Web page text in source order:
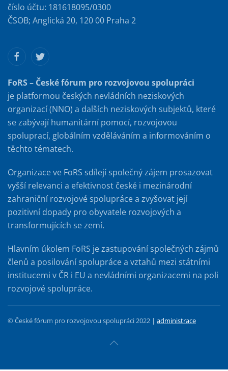
číslo účtu: 181618095/0300
ČSOB; Anglická 20, 120 00 Praha 2
FoRS – České fórum pro rozvojovou spolupráci
je platformou českých nevládních neziskových
organizací (NNO) a dalších neziskových subjektů, které
se zabývají humanitární pomocí, rozvojovou
spoluprací, globálním vzděláváním a informováním o
těchto tématech.
Organizace ve FoRS sdílejí společný zájem prosazovat
vyšší relevanci a efektivnost české i mezinárodní
zahraniční rozvojové spolupráce a zvyšovat její
pozitivní dopady pro obyvatele rozvojových a
transformujících se zemí.
Hlavním úkolem FoRS je zastupování společných zájmů
členů a posilování spolupráce a vztahů mezi státními
institucemi v ČR i EU a nevládními organizacemi na poli
rozvojové spolupráce.
© České fórum pro rozvojovou spolupráci 2022 | administrace